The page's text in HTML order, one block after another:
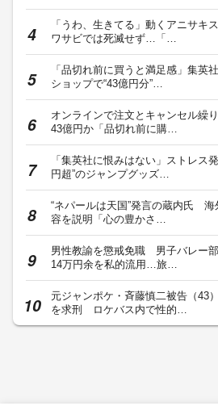
「うわ、生きてる」動くアニサ
ワサビでは死滅せず…「…
「品切れ前に買うと満足感」集英
ショップで“43億円分”…
オンラインで注文とキャンセル繰
43億円か「品切れ前に購…
「集英社に恨みはない」ストレス
円超”のジャンプグッズ…
“ネパールは天国”発言の蔵内氏 海
容を説明「心の豊かさ…
男性教諭を懲戒免職 男子バレー
14万円余を私的流用…旅…
元ジャンポケ・斉藤慎二被告（43
を求刑 ロケバス内で性的…